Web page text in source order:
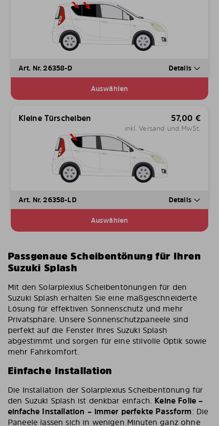
Art. Nr. 26358-D Details
Auswählen
Kleine Türscheiben 57,00 €
inkl. Versand und MwSt.
Art. Nr. 26358-LD Details
Auswählen
Passgenaue Scheibentönung für Ihren
Suzuki Splash
Mit den Solarplexius Scheibentönungen für den
Suzuki Splash erhalten Sie eine maßgeschneiderte
Lösung für effektiven Sonnenschutz und mehr
Privatsphäre. Unsere Sonnenschutzpaneele sind
perfekt auf die Fenster Ihres Suzuki Splash
abgestimmt und sorgen für eine stilvolle Optik sowie
mehr Fahrkomfort.
Einfache Installation
Die Installation der Solarplexius Scheibentönung für
den Suzuki Splash ist denkbar einfach. Keine Folie –
einfache Installation – immer perfekte Passform: Die
Paneele lassen sich in wenigen Minuten ganz ohne